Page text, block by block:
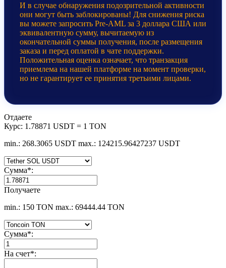
И в случае обнаружения подозрительной активности
они могут быть заблокированы! Для снижения риска
вы можете запросить Pre-AML за 3 доллара США или
эквивалентную сумму, вычитаемую из
окончательной суммы получения, после размещения
заказа и перед оплатой в чате поддержки.
Положительная оценка означает, что транзакция
приемлема на нашей платформе на момент проверки,
но не гарантирует ее принятия третьими лицами.
Отдаете
Курс: 1.78871 USDT = 1 TON
min.: 268.3065 USDT max.: 124215.96427237 USDT
Сумма*:
Получаете
min.: 150 TON max.: 69444.44 TON
Сумма*:
На счет*: